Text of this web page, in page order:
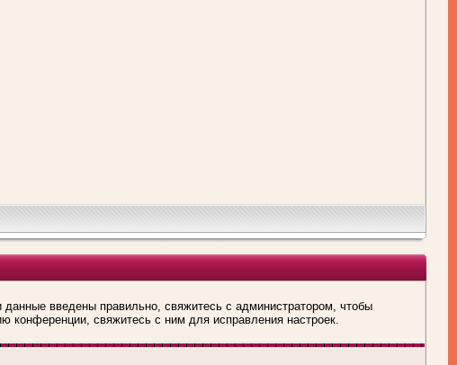
введены правильно, свяжитесь с администратором, чтобы
конференции, свяжитесь с ним для исправления настроек.